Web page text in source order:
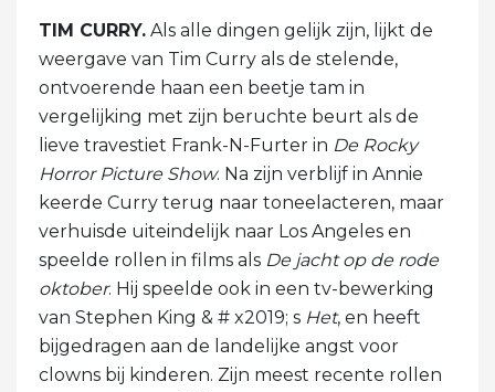
TIM CURRY. Als alle dingen gelijk zijn, lijkt de
weergave van Tim Curry als de stelende,
ontvoerende haan een beetje tam in
vergelijking met zijn beruchte beurt als de
lieve travestiet Frank-N-Furter in De Rocky
Horror Picture Show. Na zijn verblijf in Annie
keerde Curry terug naar toneelacteren, maar
verhuisde uiteindelijk naar Los Angeles en
speelde rollen in films als De jacht op de rode
oktober. Hij speelde ook in een tv-bewerking
van Stephen King & # x2019; s Het, en heeft
bijgedragen aan de landelijke angst voor
clowns bij kinderen. Zijn meest recente rollen